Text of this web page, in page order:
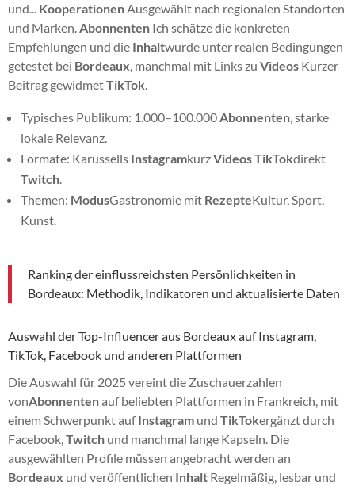
und... KooperationenAusgewählt nach regionalen Standorten
und Marken.Abonnenten Ich schätze die konkreten
Empfehlungen und die Inhaltwurde unter realen Bedingungen
getestet bei Bordeaux, manchmal mit Links zu Videos Kurzer
Beitrag gewidmetTikTok.
Typisches Publikum: 1.000–100.000Abonnenten, starke
lokale Relevanz.
Formate: Karussells InstagramkurzVideosTikTokdirekt
Twitch.
Themen: ModusGastronomie mit RezepteKultur, Sport,
Kunst.
Ranking der einflussreichsten Persönlichkeiten in
Bordeaux: Methodik, Indikatoren und aktualisierte Daten
Auswahl der Top-Influencer aus Bordeaux auf Instagram,
TikTok, Facebook und anderen Plattformen
Die Auswahl für 2025 vereint die Zuschauerzahlen
vonAbonnentenauf beliebten Plattformen in Frankreich, mit
einem Schwerpunkt aufInstagram und TikTokergänzt durch
Facebook,Twitch und manchmal lange Kapseln. Die
ausgewählten Profile müssen angebracht werden an
Bordeaux und veröffentlichen Inhalt Regelmäßig, lesbar und